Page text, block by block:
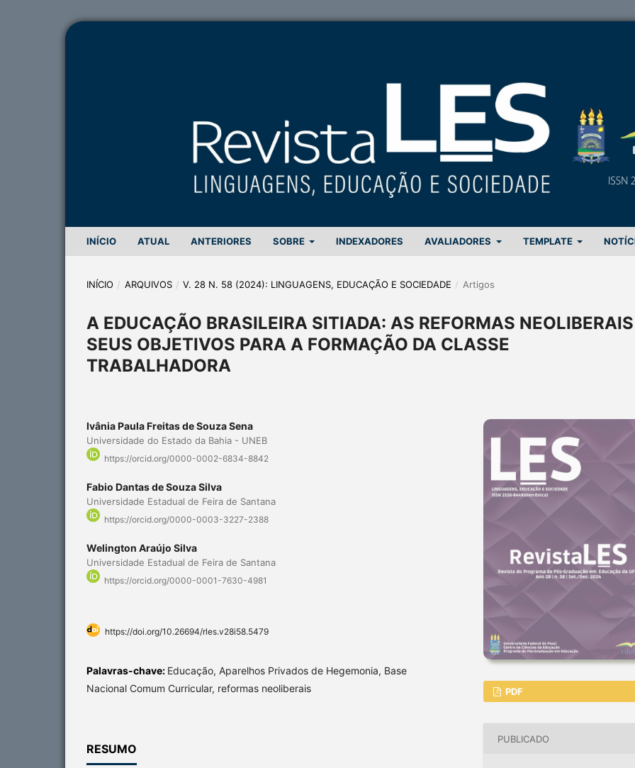
INÍCIO ATUAL ANTERIORES SOBRE INDEXADORES AVALIADORES TEMPLATE
INÍCIO / ARQUIVOS / V. 28 N. 58 (2024): LINGUAGENS, EDUCAÇÃO E SOCIEDADE / Artigos
A EDUCAÇÃO BRASILEIRA SITIADA: AS REFORMAS
SEUS OBJETIVOS PARA A FORMAÇÃO DA CLASSE
TRABALHADORA
Ivânia Paula Freitas de Souza Sena
Universidade do Estado da Bahia - UNEB
https://orcid.org/0000-0002-6834-8842
Fabio Dantas de Souza Silva
Universidade Estadual de Feira de Santana
https://orcid.org/0000-0003-3227-2388
Welington Araújo Silva
Universidade Estadual de Feira de Santana
https://orcid.org/0000-0001-7630-4981
https://doi.org/10.26694/rles.v28i58.5479
Palavras-chave: Educação, Aparelhos Privados de Hegemonia, Base
Nacional Comum Curricular, reformas neoliberais
RESUMO
PDF
PUBLICADO